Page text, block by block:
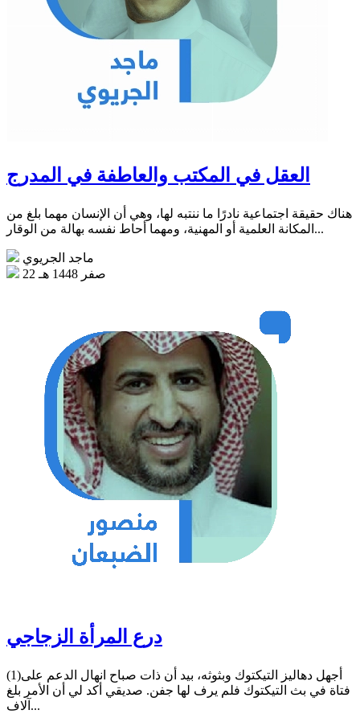
العقل في المكتب والعاطفة في المدرج
هناك حقيقة اجتماعية نادرًا ما ننتبه لها، وهي أن الإنسان مهما بلغ من
المكانة العلمية أو المهنية، ومهما أحاط نفسه بهالة من الوقار...
ماجد الجريوي
22 صفر 1448 هـ
درع المرأة الزجاجي
(1)أجهل دهاليز التيكتوك وبثوثه، بيد أن ذات صباح انهال الدعم على
فتاة في بث التيكتوك فلم يرف لها جفن. صديقي أكد لي أن الأمر بلغ
آلاف...